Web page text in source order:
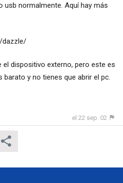
usb normalmente. Aquí hay más
/
el dispositivo externo, pero este es
y no tienes que abrir el pc.
el 22 sep. 02